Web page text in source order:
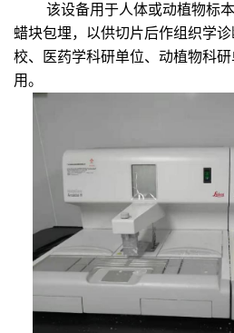
该设备用于人体或动植物标
蜡块包埋，以供切片后作组织学
校、医药学科研单位、动植物科
用。